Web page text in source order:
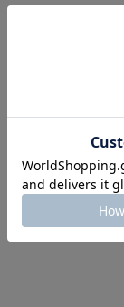
インスタライブ【8.7配